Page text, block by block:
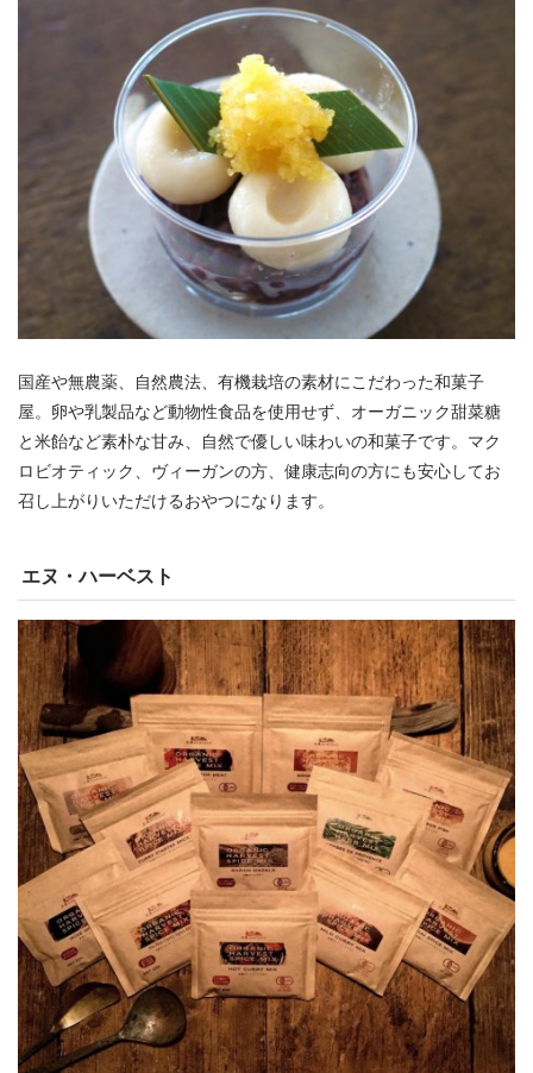
国産や無農薬、自然農法、有機栽培の素材にこだわった和菓子
屋。卵や乳製品など動物性食品を使用せず、オーガニック甜菜糖
と米飴など素朴な甘み、自然で優しい味わいの和菓子です。マク
ロビオティック、ヴィーガンの方、健康志向の方にも安心してお
召し上がりいただけるおやつになります。
エヌ・ハーベスト